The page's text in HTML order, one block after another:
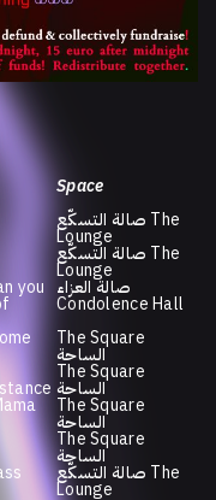
Space
صالة التسكّع The
Lounge
صالة التسكّع The
Lounge
you صالة العزاء
Condolence Hall
The Square
الساحة
The Square
الساحة
The Square
الساحة
The Square
الساحة
صالة التسكّع The
Lounge